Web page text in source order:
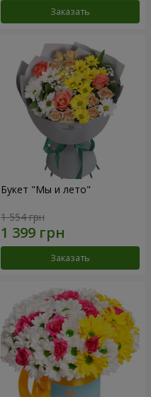
Заказать
Букет "Мы и лето"
1 554 грн
Заказать